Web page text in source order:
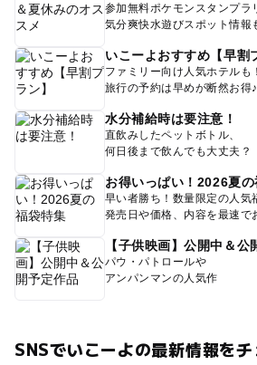
参加無料ポケモンスタンプラ
気分爽快水遊びスポット情報
いこーよおすすめ【早割
ファミリー向け人気ホテルも！
旅行の予約は早めが断然お得♪
水分補給時は要注意！
直飲みしたペットボトル、
何日後まで飲んでも大丈夫？
お得いっぱい！2026夏
早い者勝ち！数量限定の人気
発売日や価格、内容を最速で
【子供映画】公開中＆公
パウ・パトロールや
アンパンマンの人気作
SNSでいこーよの最新情報をチ